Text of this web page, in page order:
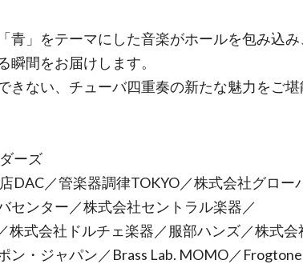
青」をテーマにした音楽がホールを包み込み
瞬間をお届けします。
きない、チューバ四重奏の新たな魅力をご
ーズ
DAC／管楽器調律TOKYO／株式会社グロー
センター／株式会社セントラル楽器／
株式会社ドルチェ楽器／服部ハンズ／株式会
ン・ジャパン／Brass Lab. MOMO／